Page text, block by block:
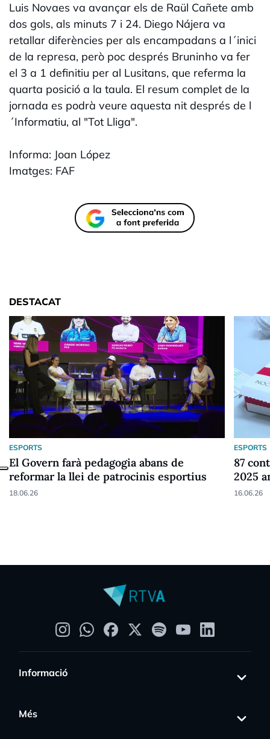
Luis Novaes va avançar els de Raül Cañete amb
dos gols, als minuts 7 i 24. Diego Nájera va
retallar diferències per als encampadans a l´inici
de la represa, però poc després Bruninho va fer
el 3 a 1 definitiu per al Lusitans, que referma la
quarta posició a la taula. El resum complet de la
jornada es podrà veure aquesta nit després de l
´Informatiu, al "Tot Lliga".
Informa: Joan López
Imatges: FAF
DESTACAT
ESPORTS
El Govern farà pedagogia abans de
reformar la llei de patrocinis esportius
18.06.26
ESPORTS
87
2025
16.06.26
Informació
Més